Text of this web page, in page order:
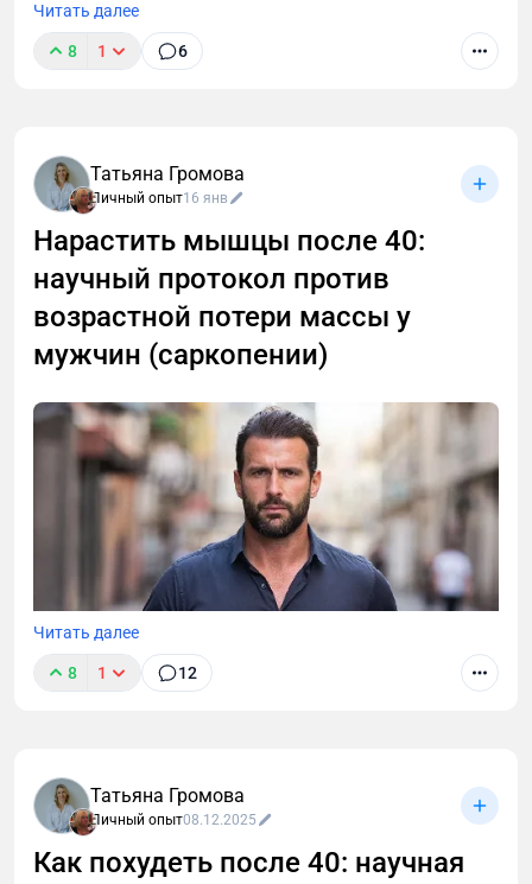
После 40 вес не уходит, а диеты не работают?
Узнайте, как разогнать метаболизм заставить тело
сжигать жир. Научный протокол от фитнес-
эксперта: питание без голода, тренировки для
восстановления. Стратегия, которая сохранит
мышцы и даст энергию.
Читать далее
8 1 6
Татьяна Громова
Личный опыт16 янв
Нарастить мышцы после 40:
научный протокол против
возрастной потери массы у
мужчин (саркопении)
Читать далее
8 1 12
Татьяна Громова
Личный опыт08.12.2025
Как похудеть после 40: научная